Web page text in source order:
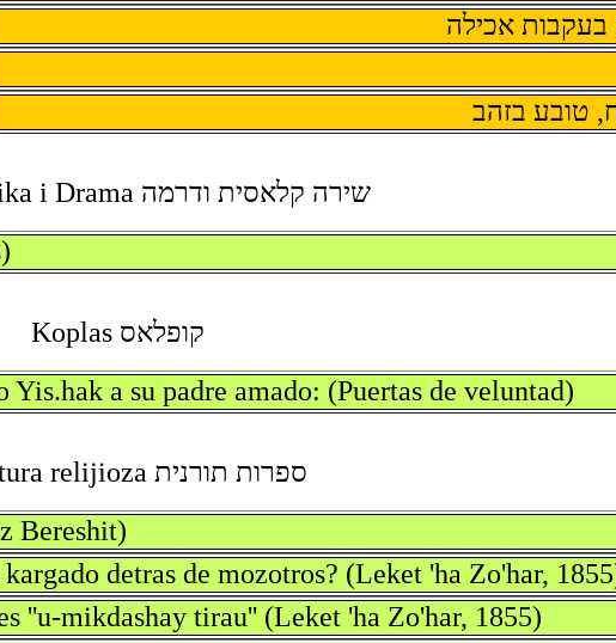
אכילה
טובע בזהב
שירה קלאסית ודרמה Poezia klasika i Drama
קופלאס Koplas
a su padre amado: (Puertas de veluntad)
ספרות תורנית Literatura relijioza
Bereshit)
detras de mozotros? (Leket 'ha Zo'har,
''u-mikdashay tirau'' (Leket 'ha Zo'har, 1855)